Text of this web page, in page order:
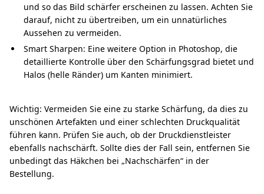
und so das Bild schärfer erscheinen zu lassen. Achten Sie
darauf, nicht zu übertreiben, um ein unnatürliches
Aussehen zu vermeiden.
Smart Sharpen: Eine weitere Option in Photoshop, die
detaillierte Kontrolle über den Schärfungsgrad bietet und
Halos (helle Ränder) um Kanten minimiert.
Wichtig: Vermeiden Sie eine zu starke Schärfung, da dies zu
unschönen Artefakten und einer schlechten Druckqualität
führen kann. Prüfen Sie auch, ob der Druckdienstleister
ebenfalls nachschärft. Sollte dies der Fall sein, entfernen Sie
unbedingt das Häkchen bei „Nachschärfen“ in der
Bestellung.